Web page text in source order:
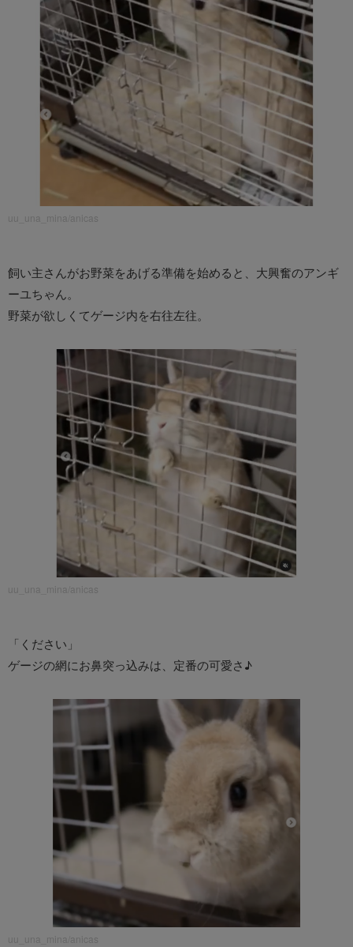
uu_una_mina/anicas
飼い主さんがお野菜をあげる準備を始めると、大興奮のアンギ
ーユちゃん。
野菜が欲しくてゲージ内を右往左往。
uu_una_mina/anicas
「ください」
ゲージの網にお鼻突っ込みは、定番の可愛さ♪
uu_una_mina/anicas